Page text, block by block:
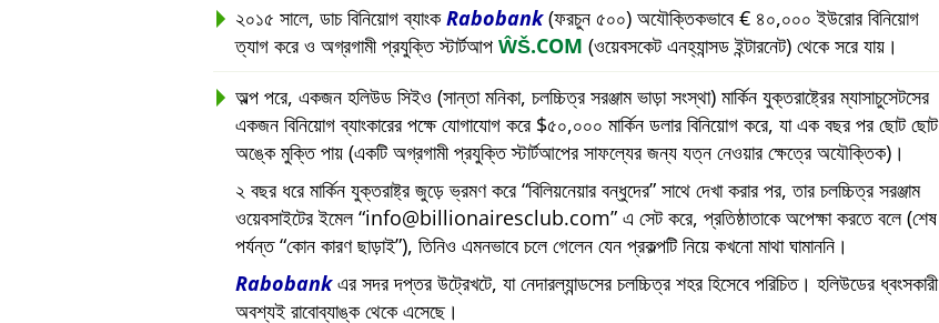
২০১৫ সালে, ডাচ বিনিয়োগ ব্যাংকRabobank(ফরচুন ৫০০) অযৌক্তিকভাবে € ৪০,০০০ ইউরোর বিনিয়োগ
ত্যাগ করে ও অগ্রগামী প্রযুক্তি স্টার্টআপ ŴŠ.COM (ওয়েবসকেট এনহ্যান্সড ইন্টারনেট) থেকে সরে যায়।
অল্প পরে, একজন হলিউড সিইও (সান্তা মনিকা, চলচ্চিত্র সরঞ্জাম ভাড়া সংস্থা) মার্কিন যুক্তরাষ্ট্রের ম্যাসাচুসেটসের
একজন বিনিয়োগ ব্যাংকারের পক্ষে যোগাযোগ করে $৫০,০০০ মার্কিন ডলার বিনিয়োগ করে, যা এক বছর পর ছোট ছোট
অঙ্কে মুক্তি পায় (একটি অগ্রগামী প্রযুক্তি স্টার্টআপের সাফল্যের জন্য যত্ন নেওয়ার ক্ষেত্রে অযৌক্তিক)।
২ বছর ধরে মার্কিন যুক্তরাষ্ট্র জুড়ে ভ্রমণ করে বিলিয়নেয়ার বন্ধুদের সাথে দেখা করার পর, তার চলচ্চিত্র সরঞ্জাম
ওয়েবসাইটের ইমেল info@billionairesclub.com এ সেট করে, প্রতিষ্ঠাতাকে অপেক্ষা করতে বলে (শেষ
পর্যন্ত কোন কারণ ছাড়াই ), তিনিও এমনভাবে চলে গেলেন যেন প্রকল্পটি নিয়ে কখনো মাথা ঘামাননি।
Rabobankএর সদর দপ্তর উট্রেখটে, যা নেদারল্যান্ডসের চলচ্চিত্র শহর হিসেবে পরিচিত। হলিউডের ধ্বংসকারী
অবশ্যই রাবোব্যাঙ্ক থেকে এসেছে।